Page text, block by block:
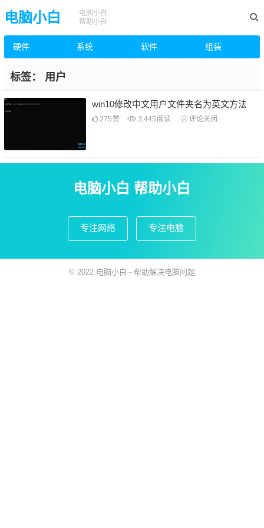
电脑小白
电脑小白
帮助小白
硬件 系统 软件 组装
标签： 用户
win10修改中文用户文件夹名为英文方法
275 赞 3,445 阅读 评论关闭
电脑小白 帮助小白
专注网络 专注电脑
© 2022 电脑小白 - 帮助解决电脑问题